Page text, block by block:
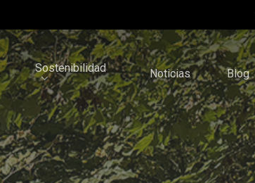
Sostenibilidad Noticias Blog